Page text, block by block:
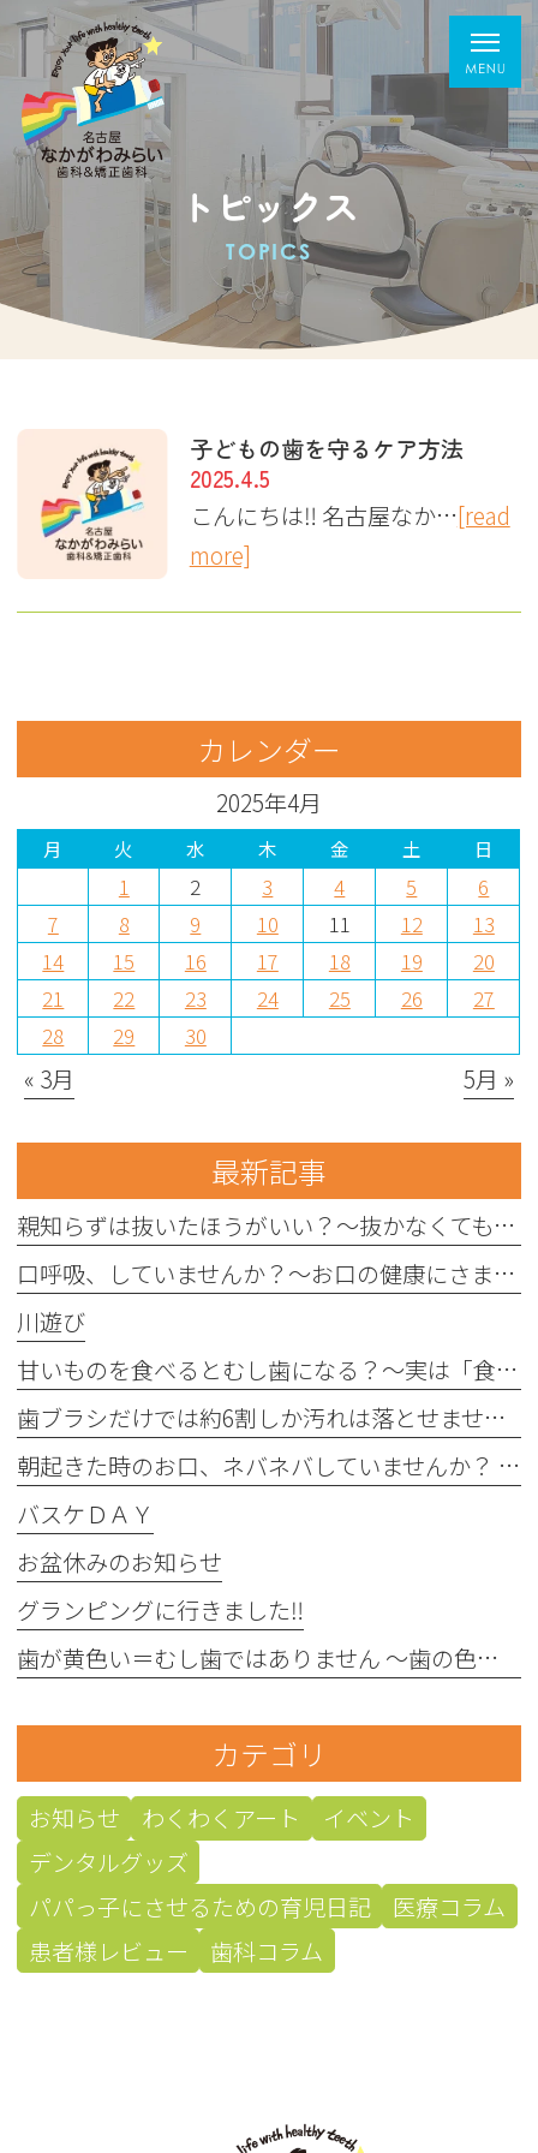
トピックス
TOPICS
子どもの歯を守るケア方法
2025.4.5
こんにちは‼︎ 名古屋なか…[read
more]
カレンダー
2025年4月
月 火 水 木 金 土 日
1 2 3 4 5
6
7
8 9 10 11 12
13
14
15 16 17 18 19
20
21
22 23 24 25 26
27
28
29 30
« 3月 5月 »
最新記事
親知らずは抜いたほうがいい？〜抜かなくてもいい親知らずもあります〜
口呼吸、していませんか？〜お口の健康にさまざまな影響を与えることがあります〜
川遊び
甘いものを食べるとむし歯になる？〜実は「食べる回数」がポイントです〜
歯ブラシだけでは約6割しか汚れは落とせません〜フロスや歯間ブラシが大切な理由〜
朝起きた時のお口、ネバネバしていませんか？ 〜実は細菌が増えているサインかもしれません〜
バスケＤＡＹ
お盆休みのお知らせ
グランピングに行きました‼︎
歯が黄色い＝むし歯ではありません 〜歯の色にはさまざまな原因があります〜
カテゴリ
お知らせ わくわくアート
イベント
デンタルグッズ
パパっ子にさせるための育児日記
医療コラム
患者様レビュー
歯科コラム